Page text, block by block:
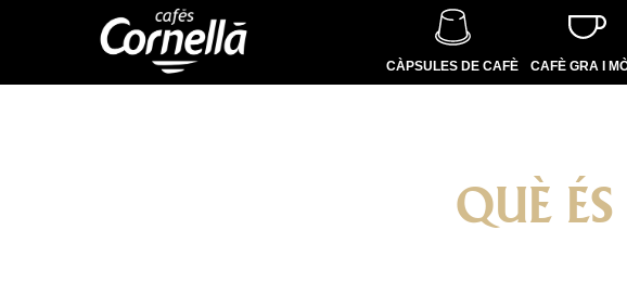
CÀPSULES DE CAFÈ CAFÈ GRA I
QUÈ